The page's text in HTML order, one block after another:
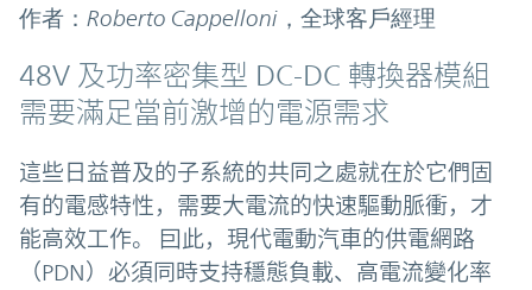
作者：Roberto Cappelloni，全球客戶經理
48V 及功率密集型 DC-DC 轉換器模組
需要滿足當前激增的電源需求
這些日益普及的子系統的共同之處就在於它們固
有的電感特性，需要大電流的快速驅動脈衝，才
能高效工作。 囙此，現代電動汽車的供電網路
（PDN）必須同時支持穩態負載、高電流變化率